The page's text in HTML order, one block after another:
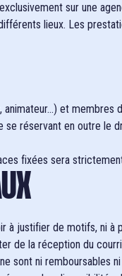
sur une
lieux. Les
et membres
réservant en outre le
fixées sera
à justifier de motifs, ni à
de la réception du
sont ni remboursables